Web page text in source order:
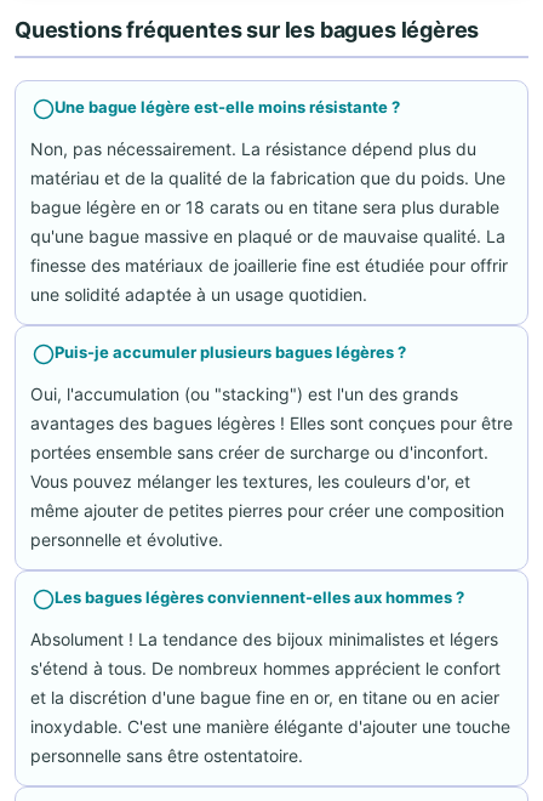
Questions fréquentes sur les bagues légères
Une bague légère est-elle moins résistante ?
Non, pas nécessairement. La résistance dépend plus du
matériau et de la qualité de la fabrication que du poids. Une
bague légère en or 18 carats ou en titane sera plus durable
qu'une bague massive en plaqué or de mauvaise qualité. La
finesse des matériaux de joaillerie fine est étudiée pour offrir
une solidité adaptée à un usage quotidien.
Puis-je accumuler plusieurs bagues légères ?
Oui, l'accumulation (ou "stacking") est l'un des grands
avantages des bagues légères ! Elles sont conçues pour être
portées ensemble sans créer de surcharge ou d'inconfort.
Vous pouvez mélanger les textures, les couleurs d'or, et
même ajouter de petites pierres pour créer une composition
personnelle et évolutive.
Les bagues légères conviennent-elles aux hommes ?
Absolument ! La tendance des bijoux minimalistes et légers
s'étend à tous. De nombreux hommes apprécient le confort
et la discrétion d'une bague fine en or, en titane ou en acier
inoxydable. C'est une manière élégante d'ajouter une touche
personnelle sans être ostentatoire.